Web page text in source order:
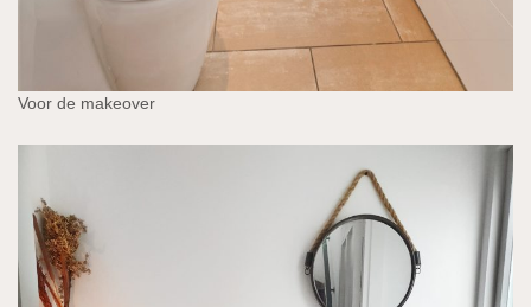
Voor de makeover